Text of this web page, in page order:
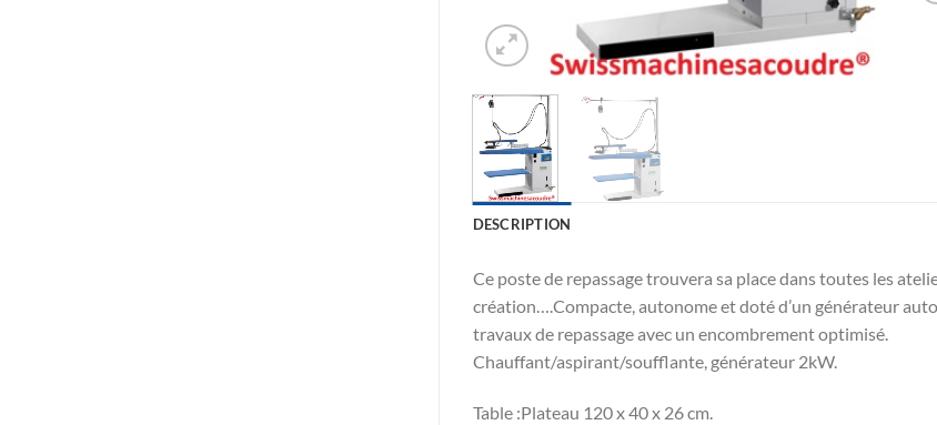
DESCRIPTION
Ce poste de repassage trouvera sa place dans toutes les
création….Compacte, autonome et doté d’un générateur
travaux de repassage avec un encombrement optimisé.
Chauffant/aspirant/soufflante, générateur 2kW.
Table :Plateau 120 x 40 x 26 cm.